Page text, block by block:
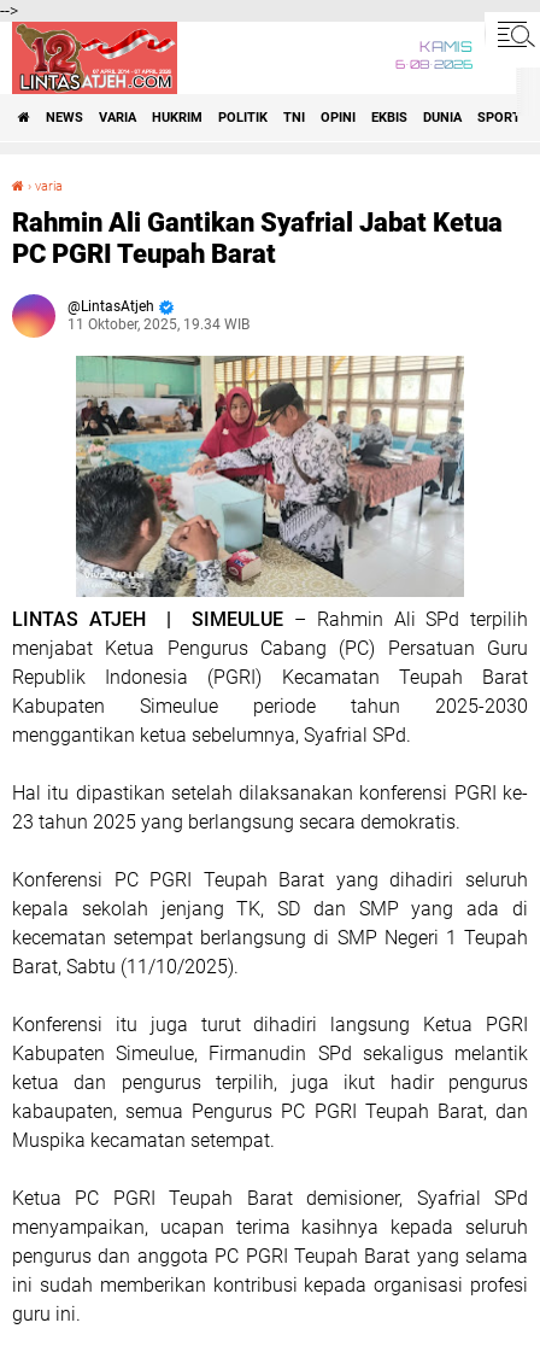
-->
KAMIS
6•08•2026
NEWS VARIA HUKRIM POLITIK TNI OPINI EKBIS DUNIA SPORT
› varia
Rahmin Ali Gantikan Syafrial Jabat Ketua
PC PGRI Teupah Barat
LintasAtjeh
11 Oktober, 2025, 19.34 WIB
LINTAS ATJEH | SIMEULUE – Rahmin Ali SPd terpilih
menjabat Ketua Pengurus Cabang (PC) Persatuan Guru
Republik Indonesia (PGRI) Kecamatan Teupah Barat
Kabupaten Simeulue periode tahun 2025-2030
menggantikan ketua sebelumnya, Syafrial SPd.
Hal itu dipastikan setelah dilaksanakan konferensi PGRI ke-
23 tahun 2025 yang berlangsung secara demokratis.
Konferensi PC PGRI Teupah Barat yang dihadiri seluruh
kepala sekolah jenjang TK, SD dan SMP yang ada di
kecematan setempat berlangsung di SMP Negeri 1 Teupah
Barat, Sabtu (11/10/2025).
Konferensi itu juga turut dihadiri langsung Ketua PGRI
Kabupaten Simeulue, Firmanudin SPd sekaligus melantik
ketua dan pengurus terpilih, juga ikut hadir pengurus
kabaupaten, semua Pengurus PC PGRI Teupah Barat, dan
Muspika kecamatan setempat.
Ketua PC PGRI Teupah Barat demisioner, Syafrial SPd
menyampaikan, ucapan terima kasihnya kepada seluruh
pengurus dan anggota PC PGRI Teupah Barat yang selama
ini sudah memberikan kontribusi kepada organisasi profesi
guru ini.